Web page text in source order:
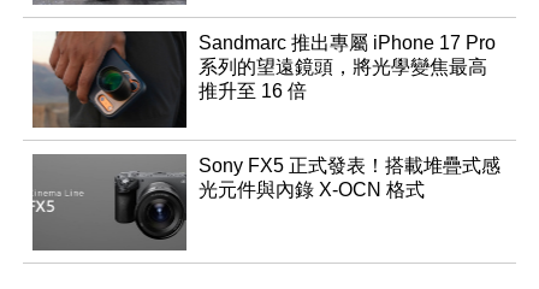
Sandmarc 推出專屬 iPhone 17 Pro
系列的望遠鏡頭，將光學變焦最高
推升至 16 倍
Sony FX5 正式發表！搭載堆疊式感
光元件與內錄 X-OCN 格式